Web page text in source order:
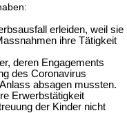
erleiden, weil sie
ihre Tätigkeit
deren Engagements
des Coronavirus
absagen mussten.
Erwerbstätigkeit
der Kinder nicht